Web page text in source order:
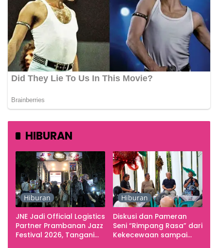
HIBURAN
Hiburan
JNE Jadi Official Logistics
Partner Prambanan Jazz
Festival 2026, Tangani
Hiburan
Diskusi dan Pameran
Seni “Rimpang Rasa” dari
Kekecewaan sampai